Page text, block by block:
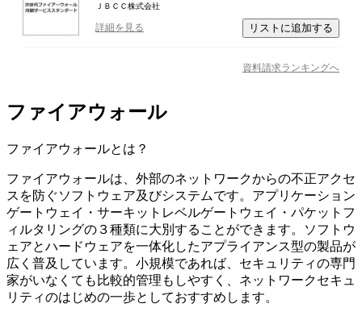
ＪＢＣＣ株式会社
詳細を見る リストに追加する
資料請求ランキングへ
ファイアウォール
ファイアウォールとは？
ファイアウォールは、外部のネットワークからの不正アクセ
スを防ぐソフトウェア及びシステムです。アプリケーション
ゲートウェイ・サーキットレベルゲートウェイ・パケットフ
ィルタリングの３種類に大別することができます。ソフトウ
ェアとハードウェアを一体化したアプライアンス型の製品が
広く普及しています。小規模であれば、セキュリティの専門
家がいなくても比較的管理もしやすく、ネットワークセキュ
リティのはじめの一歩としておすすめします。